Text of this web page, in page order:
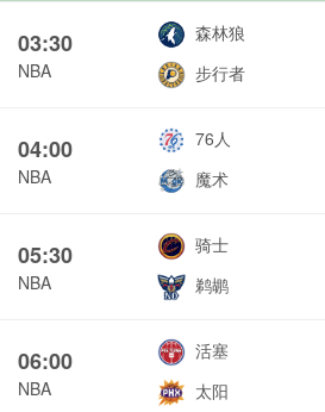
03:30
NBA
森林狼
步行者
04:00
NBA
76人
魔术
05:30
NBA
骑士
鹈鹕
06:00
NBA
活塞
太阳